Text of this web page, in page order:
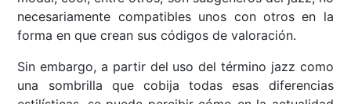
necesariamente compatibles unos con otros en la
forma en que crean sus códigos de valoración.
Sin embargo, a partir del uso del término jazz como
una sombrilla que cobija todas esas diferencias